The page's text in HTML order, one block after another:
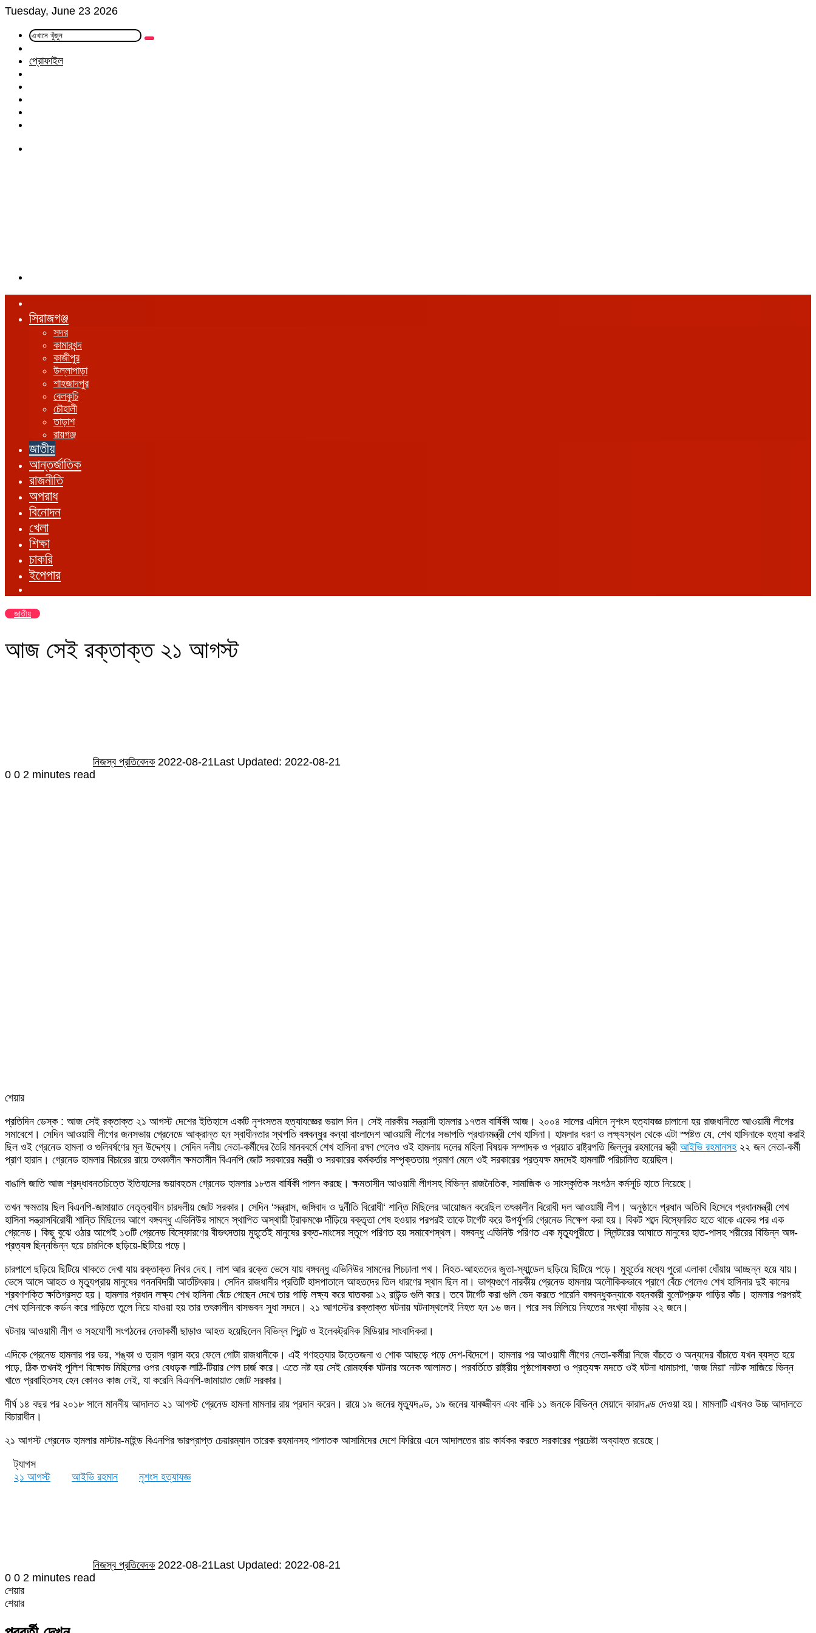
Tuesday, June 23 2026
এখানে
Article
প্রোফাইল
সিরাজগঞ্জ
সদর
কামারখন্দ
কাজীপুর
উল্লাপাড়া
শাহজাদপুর
বেলকুচি
চৌহালী
তাড়াশ
রায়গঞ্জ
জাতীয়
আন্তর্জাতিক
রাজনীতি
অপরাধ
বিনোদন
খেলা
শিক্ষা
চাকরি
ইপেপার
জাতীয়
আজ সেই রক্তাক্ত ২১ আগস্ট
নিজস্ব প্রতিবেদক 2022-08-21Last Updated: 2022-08-21
0 0 2 minutes read
শেয়ার
via
Email
প্রতিদিন ডেস্ক : আজ সেই রক্তাক্ত ২১ আগস্ট দেশের ইতিহাসে একটি নৃশংসতম হত্যাযজ্ঞের ভয়াল দিন। সেই নারকীয় সন্ত্রাসী হামলার ১৭তম বার্ষিকী আজ। ২০০৪ সালের এদিনে নৃশংস হত্যাযজ্ঞ চালানো হয় রাজধানীতে আওয়ামী লীগের
সমাবেশে। সেদিন আওয়ামী লীগের জনসভায় গ্রেনেডে আক্রান্ত হন স্বাধীনতার স্থপতি বঙ্গবন্ধুর কন্যা বাংলাদেশ আওয়ামী লীগের সভাপতি প্রধানমন্ত্রী শেখ হাসিনা। হামলার ধরণ ও লক্ষ্যস্থল থেকে এটা স্পষ্টত যে, শেখ হাসিনাকে হত্যা করাই
ছিল ওই গ্রেনেড হামলা ও গুলিবর্ষণের মূল উদ্দেশ্য। সেদিন দলীয় নেতা-কর্মীদের তৈরি মানববর্মে শেখ হাসিনা রক্ষা পেলেও ওই হামলায় দলের মহিলা বিষয়ক সম্পাদক ও প্রয়াত রাষ্ট্রপতি জিল্লুর রহমানের স্ত্রী আইভি রহমানসহ২২ জন নেতা-কর্মী
প্রাণ হারান। গ্রেনেড হামলার বিচারের রায়ে তৎকালীন ক্ষমতাসীন বিএনপি জোট সরকারের মন্ত্রী ও সরকারের কর্মকর্তার সম্পৃক্ততায় প্রমাণ মেলে ওই সরকারের প্রত্যক্ষ মদদেই হামলাটি পরিচালিত হয়েছিল।
বাঙালি জাতি আজ শ্রদ্ধাবনতচিত্তে ইতিহাসের ভয়াবহতম গ্রেনেড হামলার ১৮তম বার্ষিকী পালন করছে। ক্ষমতাসীন আওয়ামী লীগসহ বিভিন্ন রাজনৈতিক, সামাজিক ও সাংস্কৃতিক সংগঠন কর্মসূচি হাতে নিয়েছে।
তখন ক্ষমতায় ছিল বিএনপি-জামায়াত নেতৃত্বাধীন চারদলীয় জোট সরকার। সেদিন ‘সন্ত্রাস, জঙ্গিবাদ ও দুর্নীতি বিরোধী‘ শান্তি মিছিলের আয়োজন করেছিল তৎকালীন বিরোধী দল আওয়ামী লীগ। অনুষ্ঠানে প্রধান অতিথি হিসেবে প্রধানমন্ত্রী শেখ
হাসিনা সন্ত্রাসবিরোধী শান্তি মিছিলের আগে বঙ্গবন্ধু এভিনিউর সামনে স্থাপিত অস্থায়ী ট্রাকমঞ্চে দাঁড়িয়ে বক্তৃতা শেষ হওয়ার পরপরই তাকে টার্গেট করে উপর্যুপরি গ্রেনেড নিক্ষেপ করা হয়। বিকট শব্দে বিস্ফোরিত হতে থাকে একের পর এক
গ্রেনেড। কিছু বুঝে ওঠার আগেই ১৩টি গ্রেনেড বিস্ফোরণের বীভৎসতায় মুহূর্তেই মানুষের রক্ত-মাংসের স্তূপে পরিণত হয় সমাবেশস্থল। বঙ্গবন্ধু এভিনিউ পরিণত এক মৃত্যুপুরীতে। স্লিন্টারের আঘাতে মানুষের হাত-পাসহ শরীরের বিভিন্ন অঙ্গ-
প্রত্যঙ্গ ছিন্নভিন্ন হয়ে চারদিকে ছড়িয়ে-ছিটিয়ে পড়ে।
চারপাশে ছড়িয়ে ছিটিয়ে থাকতে দেখা যায় রক্তাক্ত নিথর দেহ। লাশ আর রক্তে ভেসে যায় বঙ্গবন্ধু এভিনিউর সামনের পিচঢালা পথ। নিহত-আহতদের জুতা-স্যান্ডেল ছড়িয়ে ছিটিয়ে পড়ে। মুহূর্তের মধ্যে পুরো এলাকা ধোঁয়ায় আচ্ছন্ন হয়ে যায়।
ভেসে আসে আহত ও মৃত্যুপ্রায় মানুষের গননবিদারী আর্তচিৎকার। সেদিন রাজধানীর প্রতিটি হাসপাতালে আহতদের তিল ধারণের স্থান ছিল না। ভাগ্যগুণে নারকীয় গ্রেনেড হামলায় অলৌকিকভাবে প্রাণে বেঁচে গেলেও শেখ হাসিনার দুই কানের
শ্রবণশক্তি ক্ষতিগ্রস্ত হয়। হামলার প্রধান লক্ষ্য শেখ হাসিনা বেঁচে গেছেন দেখে তার গাড়ি লক্ষ্য করে ঘাতকরা ১২ রাউন্ড গুলি করে। তবে টার্গেট করা গুলি ভেদ করতে পারেনি বঙ্গবন্ধুকন্যাকে বহনকারী বুলেটপ্রুফ গাড়ির কাঁচ। হামলার পরপরই
শেখ হাসিনাকে কর্ডন করে গাড়িতে তুলে নিয়ে যাওয়া হয় তার তৎকালীন বাসভবন সুধা সদনে। ২১ আগস্টের রক্তাক্ত ঘটনায় ঘটনাস্থলেই নিহত হন ১৬ জন। পরে সব মিলিয়ে নিহতের সংখ্যা দাঁড়ায় ২২ জনে।
ঘটনায় আওয়ামী লীগ ও সহযোগী সংগঠনের নেতাকর্মী ছাড়াও আহত হয়েছিলেন বিভিন্ন প্রিন্ট ও ইলেকট্রনিক মিডিয়ার সাংবাদিকরা।
এদিকে গ্রেনেড হামলার পর ভয়, শঙ্কা ও ত্রাস গ্রাস করে ফেলে গোটা রাজধানীকে। এই গণহত্যার উত্তেজনা ও শোক আছড়ে পড়ে দেশ-বিদেশে। হামলার পর আওয়ামী লীগের নেতা-কর্মীরা নিজে বাঁচতে ও অন্যদের বাঁচাতে যখন ব্যস্ত হয়ে
পড়ে, ঠিক তখনই পুলিশ বিক্ষোভ মিছিলের ওপর বেধড়ক লাঠি-টিয়ার শেল চার্জ করে। এতে নষ্ট হয় সেই রোমহর্ষক ঘটনার অনেক আলামত। পরবর্তিতে রাষ্ট্রীয় পৃষ্ঠপোষকতা ও প্রত্যক্ষ মদতে ওই ঘটনা ধামাচাপা, ‘জজ মিয়া‘ নাটক সাজিয়ে ভিন্ন
খাতে প্রবাহিতসহ হেন কোনও কাজ নেই, যা করেনি বিএনপি-জামায়াত জোট সরকার।
দীর্ঘ ১৪ বছর পর ২০১৮ সালে মাননীয় আদালত ২১ আগস্ট গ্রেনেড হামলা মামলার রায় প্রদান করেন। রায়ে ১৯ জনের মৃত্যুদণ্ড, ১৯ জনের যাবজ্জীবন এবং বাকি ১১ জনকে বিভিন্ন মেয়াদে কারাদণ্ড দেওয়া হয়। মামলাটি এখনও উচ্চ আদালতে
বিচারাধীন।
২১ আগস্ট গ্রেনেড হামলার মাস্টার-মাইন্ড বিএনপির ভারপ্রাপ্ত চেয়ারম্যান তারেক রহমানসহ পালাতক আসামিদের দেশে ফিরিয়ে এনে আদালতের রায় কার্যকর করতে সরকারের প্রচেষ্টা অব্যাহত রয়েছে।
ট্যাগস
২১ আগস্ট
আইভি রহমান নৃশংস হত্যাযজ্ঞ
নিজস্ব প্রতিবেদক 2022-08-21Last Updated: 2022-08-21
0 0 2 minutes read
শেয়ার
Facebook
Twitter
LinkedIn
Skype
Messenger
Messenger
WhatsApp
Telegram
Share
Email
প্রিন্ট
শেয়ার
via